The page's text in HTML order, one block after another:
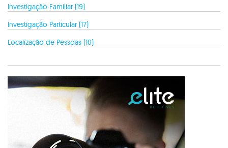
Investigação Familiar (19)
Investigação Particular (17)
Localização de Pessoas (10)